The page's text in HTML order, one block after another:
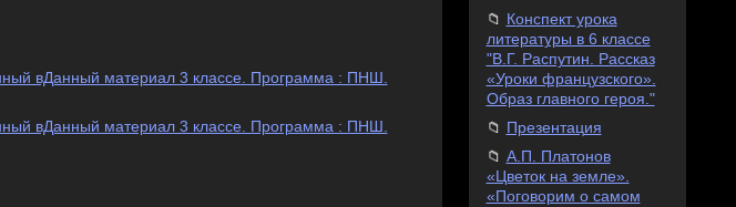
вДанный материал 3 классе. Программа : ПНШ.
вДанный материал 3 классе. Программа : ПНШ.
Конспект урока
литературы в 6 классе
"В.Г. Распутин. Рассказ
«Уроки французского».
Образ главного героя."
Презентация
А.П. Платонов
«Цветок на земле».
«Поговорим о самом